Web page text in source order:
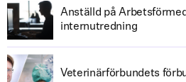
Anställd på
internutredning
Veterinärförbundets